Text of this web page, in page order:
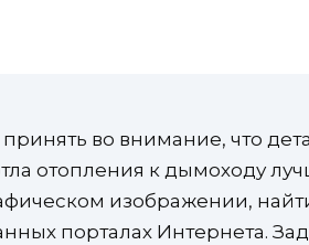
во внимание, что
отопления к дымоходу
изображении,
порталах Интернета.